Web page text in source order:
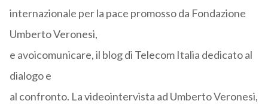
internazionale per la pace promosso da Fondazione
Umberto Veronesi,
e avoicomunicare, il blog di Telecom Italia dedicato al
dialogo e
al confronto. La videointervista ad Umberto Veronesi,